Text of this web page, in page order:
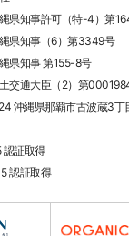
県知事許可（特-4）第
県知事（6）第3349号
県知事 第155-8号
交通大臣（2）第
沖縄県那覇市古波蔵3丁
認証取得
認証取得